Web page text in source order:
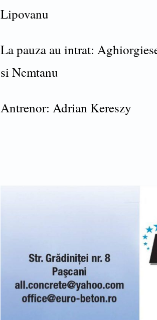
Lipovanu
La pauza au intrat:
si Nemtanu
Antrenor: Adrian Kereszy